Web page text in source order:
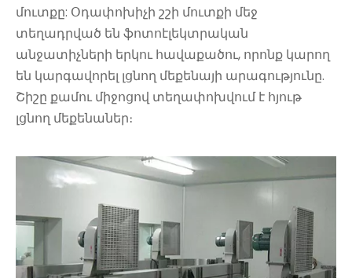
մուտքը: Օդափոխիչի շշի մուտքի մեջ
տեղադրված են ֆոտոէլեկտրական
անջատիչների երկու հավաքածու, որոնք կարող
են կարգավորել լցնող մեքենայի արագությունը.
Շիշը քամու միջոցով տեղափոխվում է հյութ
լցնող մեքենաներ։